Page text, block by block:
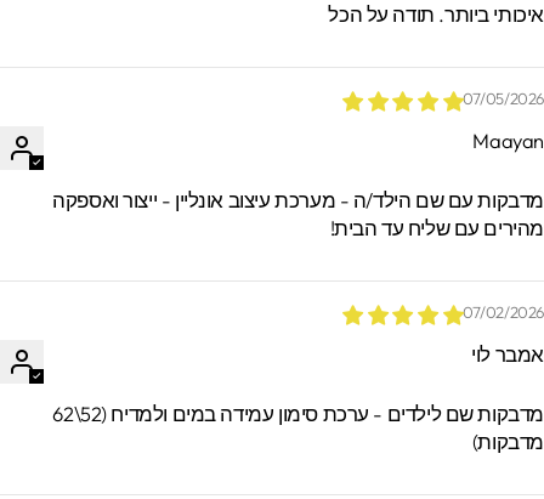
הזמנות.
ביותר. תודה על הכל
07/05/
עם שם הילד/ה - מערכת עיצוב אונליין - ייצור ואספקה
עם שליח עד הבית!
07/02/
לוי
מדבקות שם לילדים - ערכת סימון עמידה במים ולמדיח (52\62